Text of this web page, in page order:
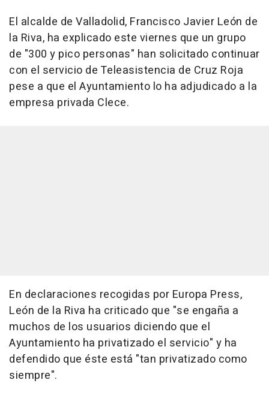
El alcalde de Valladolid, Francisco Javier León de
la Riva, ha explicado este viernes que un grupo
de "300 y pico personas" han solicitado continuar
con el servicio de Teleasistencia de Cruz Roja
pese a que el Ayuntamiento lo ha adjudicado a la
empresa privada Clece.
En declaraciones recogidas por Europa Press,
León de la Riva ha criticado que "se engaña a
muchos de los usuarios diciendo que el
Ayuntamiento ha privatizado el servicio" y ha
defendido que éste está "tan privatizado como
siempre".